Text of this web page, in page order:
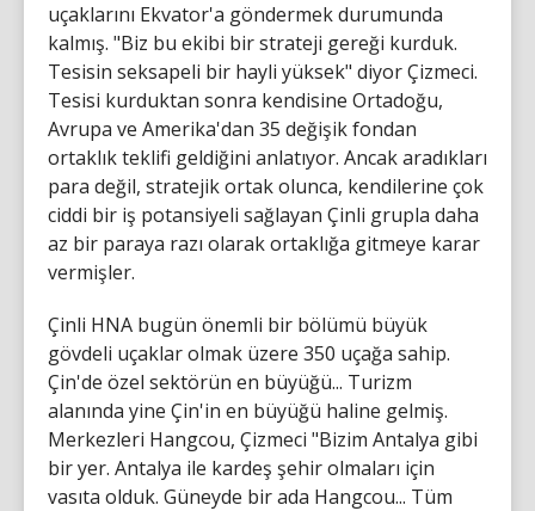
uçaklarını Ekvator'a göndermek durumunda
kalmış. "Biz bu ekibi bir strateji gereği kurduk.
Tesisin seksapeli bir hayli yüksek" diyor Çizmeci.
Tesisi kurduktan sonra kendisine Ortadoğu,
Avrupa ve Amerika'dan 35 değişik fondan
ortaklık teklifi geldiğini anlatıyor. Ancak aradıkları
para değil, stratejik ortak olunca, kendilerine çok
ciddi bir iş potansiyeli sağlayan Çinli grupla daha
az bir paraya razı olarak ortaklığa gitmeye karar
vermişler.
Çinli HNA bugün önemli bir bölümü büyük
gövdeli uçaklar olmak üzere 350 uçağa sahip.
Çin'de özel sektörün en büyüğü... Turizm
alanında yine Çin'in en büyüğü haline gelmiş.
Merkezleri Hangcou, Çizmeci "Bizim Antalya gibi
bir yer. Antalya ile kardeş şehir olmaları için
vasıta olduk. Güneyde bir ada Hangcou... Tüm